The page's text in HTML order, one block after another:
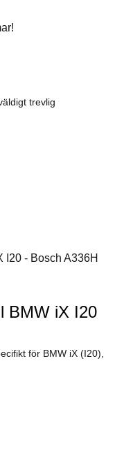
trevlig
BMW iX I20
för BMW iX (I20),